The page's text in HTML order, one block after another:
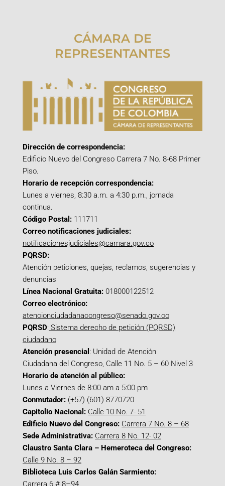
CÁMARA DE
REPRESENTANTES
Dirección de correspondencia:
Edificio Nuevo del Congreso Carrera 7 No. 8-68 Primer
Piso.
Horario de recepción correspondencia:
Lunes a viernes, 8:30 a.m. a 4:30 p.m., jornada
continua.
Código Postal: 111711
Correo notificaciones judiciales:
notificacionesjudiciales@camara.gov.co
PQRSD:
Atención peticiones, quejas, reclamos, sugerencias y
denuncias
Línea Nacional Gratuita: 018000122512
Correo electrónico:
atencionciudadanacongreso@senado.gov.co
PQRSD: Sistema derecho de petición (PQRSD)
ciudadano
Atención presencial : Unidad de Atención
Ciudadana del Congreso, Calle 11 No. 5 – 60 Nivel 3
Horario de atención al público:
Lunes a Viernes de 8:00 am a 5:00 pm
Conmutador: (+57) (601) 8770720
Capitolio Nacional: Calle 10 No. 7- 51
Edificio Nuevo del Congreso: Carrera 7 No. 8 – 68
Sede Administrativa: Carrera 8 No. 12- 02
Claustro Santa Clara – Hemeroteca del Congreso:
Calle 9 No. 8 – 92
Biblioteca Luis Carlos Galán Sarmiento:
Carrera 6 # 8–94